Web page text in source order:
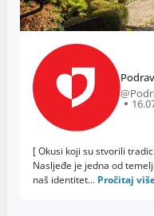
[ Okusi koji su stvorili
Nasljeđe je jedna od
naš identitet… Pročitaj